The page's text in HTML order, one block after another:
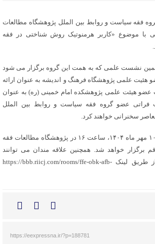
فقه سیاست و روابط بین الملل پژوهشگاه مطالعات
موضوع «کاربر هرمنوتیک روش شناختی در فقه
نشست علمی که به همت این گروه برگزار می شود
علمی پژوهشگاه فرهنگ و اندیشه به عنوان ارائه
هیئت علمی پژوهشکده امام خمینی (ره) به عنوان
فراتی عضو گروه فقه سیاست و روابط بین الملل
سخنرانی خواهند کرد.
این نشست روز پنجشنبه ۱۰ مهر ماه ۱۴۰۴، ساعت ۱۶ در پژوهشگاه مطالعات فقه
برگزار خواهد شد. همچنین علاقه مندان می توانند
مباحث این نشست را از طریق لینک https://bbb.riicj.com/rooms/ffe-obk-afb-
https://eexpressna.ir/?p=188781